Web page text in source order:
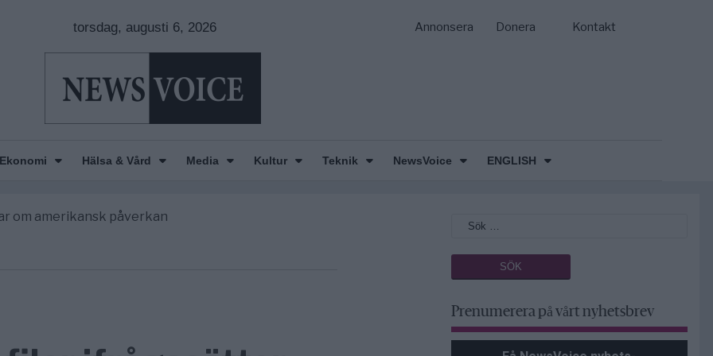
torsdag, augusti 6, 2026 Annonsera Donera Kontakt
Ekonomi Hälsa & Vård Media Kultur Teknik NewsVoice ENGLISH
avgöra all utrikespolitik
om amerikansk påverkan
Prenumerera på vårt nyhetsbrev